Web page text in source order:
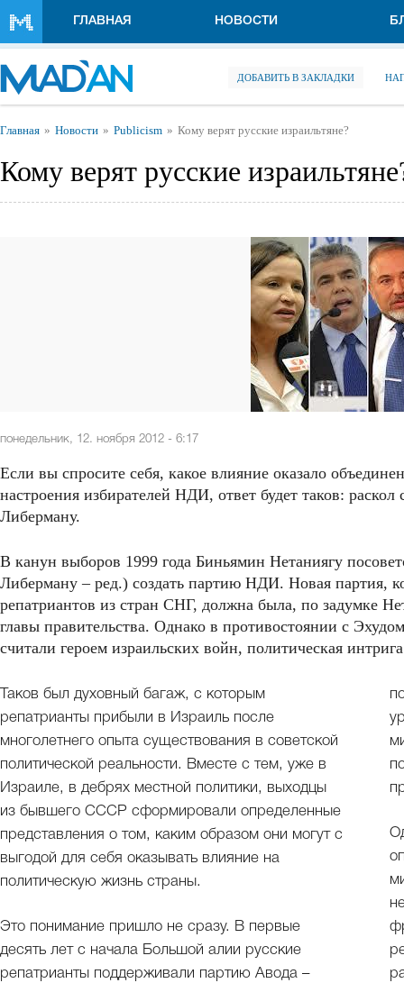
ГЛАВНАЯ НОВОСТИ
ДОБАВИТЬ В ЗАКЛАДКИ
Вы здесь
Главная Новости Publicism Кому верят русские израильтяне?
Кому верят русские
понедельник, 12. ноября 2012 - 6:17
Если вы спросите себя, какое влияние оказало
настроения избирателей НДИ, ответ будет таков:
Либерману.
В канун выборов 1999 года Биньямин Нетаниягу
Либерману – ред.) создать партию НДИ. Новая партия,
репатриантов из стран СНГ, должна была, по задумке
главы правительства. Однако в противостоянии с
считали героем израильских войн, политическая
Таков был духовный багаж, с которым
репатрианты прибыли в Израиль после
многолетнего опыта существования в советской
политической реальности. Вместе с тем, уже в
Израиле, в дебрях местной политики, выходцы
из бывшего СССР сформировали определенные
представления о том, каким образом они могут с
выгодой для себя оказывать влияние на
политическую жизнь страны.
Это понимание пришло не сразу. В первые
десять лет с начала Большой алии русские
репатрианты поддерживали партию Авода –